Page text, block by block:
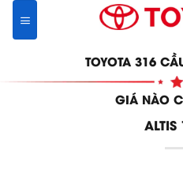
Skip
content
TOYOTA 316
GIÁ NÀO